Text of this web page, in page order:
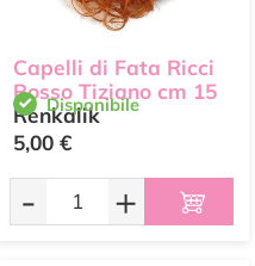
Capelli di Fata Ricci
Rosso Tiziano cm 15
Renkalik
Disponibile
5,00 €
- +